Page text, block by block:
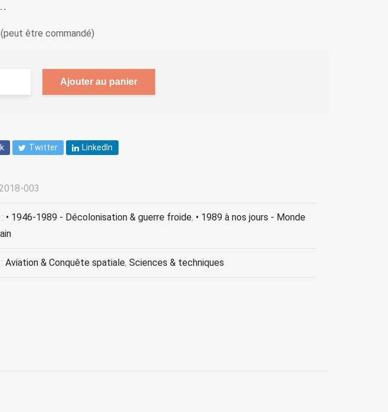
être commandé)
Ajouter au panier
Twitter LinkedIn
003
• 1946-1989 - Décolonisation & guerre froide, • 1989 à nos jours - Monde
Aviation & Conquête spatiale, Sciences & techniques